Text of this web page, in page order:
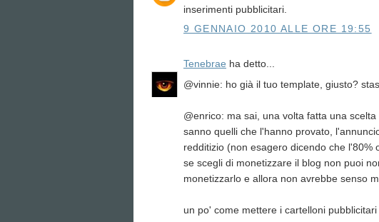
inserimenti pubblicitari.
9 GENNAIO 2010 ALLE ORE 19:55
Tenebrae ha detto...
@vinnie: ho già il tuo template, giusto?
@enrico: ma sai, una volta fatta una
sanno quelli che l'hanno provato,
redditizio (non esagero dicendo che
se scegli di monetizzare il blog non puoi
monetizzarlo e allora non avrebbe senso
un po' come mettere i cartelloni